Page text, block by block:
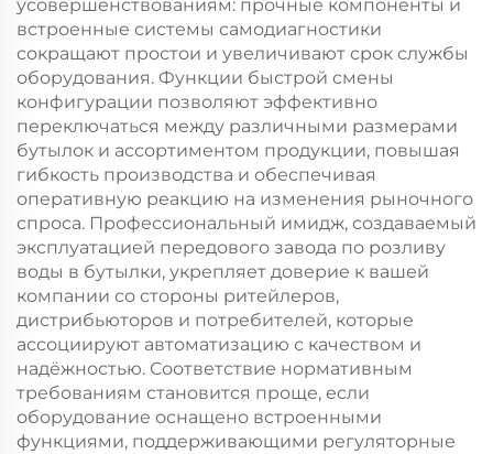
усовершенствованиям: прочные компоненты и
встроенные системы самодиагностики
сокращают простои и увеличивают срок службы
оборудования. Функции быстрой смены
конфигурации позволяют эффективно
переключаться между различными размерами
бутылок и ассортиментом продукции, повышая
гибкость производства и обеспечивая
оперативную реакцию на изменения рыночного
спроса. Профессиональный имидж, создаваемый
эксплуатацией передового завода по розливу
воды в бутылки, укрепляет доверие к вашей
компании со стороны ритейлеров,
дистрибьюторов и потребителей, которые
ассоциируют автоматизацию с качеством и
надёжностью. Соответствие нормативным
требованиям становится проще, если
оборудование оснащено встроенными
функциями, поддерживающими регуляторные